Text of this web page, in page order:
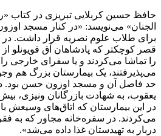
حافظ حسین کربلایی تبریزی در کتاب
الجنان» می‌نویسد: «در کنار مسجد
برای طلاب علوم نصریه قرار داشت. در
قصر کوچکتر که پادشاهان آق قویونلو
را تماشا می‌کردند و یا سفرای خارجی را
می‌پذیرفتند، یک بیمارستان بزرگ هم
حد فاصل آن و مسجد اوزون حسن بود.
یعقوب، به شهادت بازرگانان ونیزی،
در این بیمارستان که اتاق‌های وسیعش
می‌کردند. در سفره‌خانه مجاور که به
دربار به تهیدستان غذا داده می‌شد».